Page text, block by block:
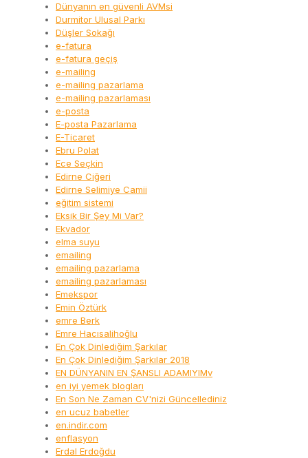
Dünyanın en güvenli AVMsi
Durmitor Ulusal Parkı
Düşler Sokağı
e-fatura
e-fatura geçiş
e-mailing
e-mailing pazarlama
e-mailing pazarlaması
e-posta
E-posta Pazarlama
E-Ticaret
Ebru Polat
Ece Seçkin
Edirne Ciğeri
Edirne Selimiye Camii
eğitim sistemi
Eksik Bir Şey Mi Var?
Ekvador
elma suyu
emailing
emailing pazarlama
emailing pazarlaması
Emekspor
Emin Öztürk
emre Berk
Emre Hacısalihoğlu
En Çok Dinlediğim Şarkılar
En Çok Dinlediğim Şarkılar 2018
EN DÜNYANIN EN ŞANSLI ADAMIYIMv
en iyi yemek blogları
En Son Ne Zaman CV'nizi Güncellediniz
en ucuz babetler
en.indir.com
enflasyon
Erdal Erdoğdu